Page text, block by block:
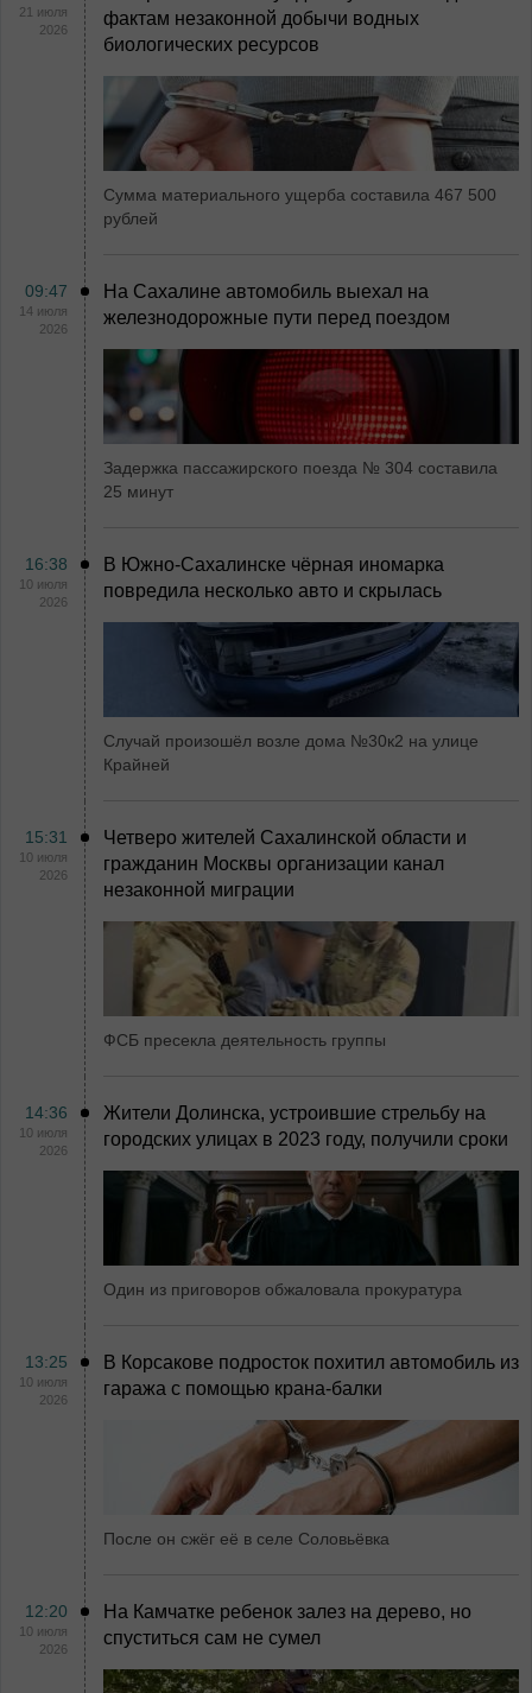
21 июля
2026
фактам незаконной добычи водных
биологических ресурсов
Сумма материального ущерба составила 467 500
рублей
09:47
14 июля
2026
На Сахалине автомобиль выехал на
железнодорожные пути перед поездом
Задержка пассажирского поезда № 304 составила
25 минут
16:38
10 июля
2026
В Южно-Сахалинске чёрная иномарка
повредила несколько авто и скрылась
Случай произошёл возле дома №30к2 на улице
Крайней
15:31
10 июля
2026
Четверо жителей Сахалинской области и
гражданин Москвы организации канал
незаконной миграции
ФСБ пресекла деятельность группы
14:36
10 июля
2026
Жители Долинска, устроившие стрельбу на
городских улицах в 2023 году, получили сроки
Один из приговоров обжаловала прокуратура
13:25
10 июля
2026
В Корсакове подросток похитил автомобиль из
гаража с помощью крана-балки
После он сжёг её в селе Соловьёвка
12:20
10 июля
2026
На Камчатке ребенок залез на дерево, но
спуститься сам не сумел